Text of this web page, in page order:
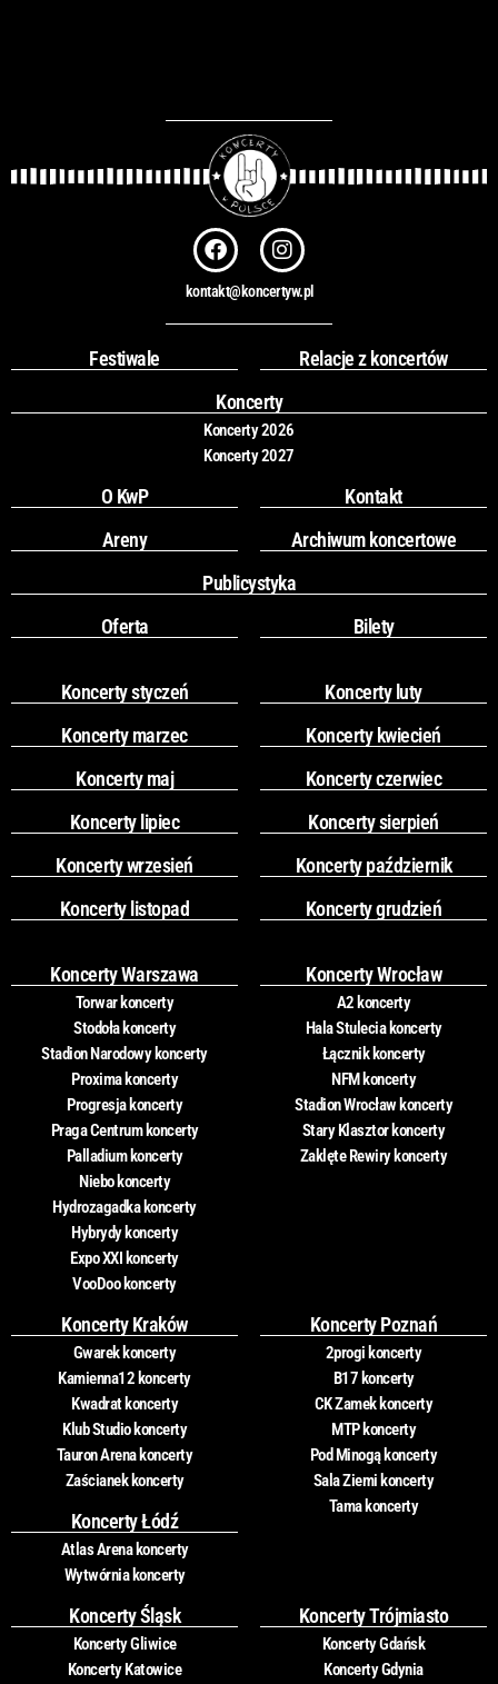
F
a
c
e
b
o
k
I
n
s
t
a
r
a
m
kontakt@koncertyw.pl
Festiwale
Relacje z koncertów
Koncerty
Koncerty 2026
Koncerty 2027
O KwP
Kontakt
Areny
Archiwum koncertowe
Publicystyka
Oferta
Bilety
Koncerty styczeń
Koncerty luty
Koncerty marzec
Koncerty kwiecień
Koncerty maj
Koncerty czerwiec
Koncerty lipiec
Koncerty sierpień
Koncerty wrzesień
Koncerty październik
Koncerty listopad
Koncerty grudzień
Koncerty Warszawa
Torwar koncerty
Stodoła koncerty
Stadion Narodowy koncerty
Proxima koncerty
Progresja koncerty
Praga Centrum koncerty
Palladium koncerty
Niebo koncerty
Hydrozagadka koncerty
Hybrydy koncerty
Expo XXI koncerty
VooDoo koncerty
Koncerty Wrocław
A2 koncerty
Hala Stulecia koncerty
Łącznik koncerty
NFM koncerty
Stadion Wrocław koncerty
Stary Klasztor koncerty
Zaklęte Rewiry koncerty
Koncerty Kraków
Gwarek koncerty
Kamienna12 koncerty
Kwadrat koncerty
Klub Studio koncerty
Tauron Arena koncerty
Zaścianek koncerty
Koncerty Łódź
Atlas Arena koncerty
Wytwórnia koncerty
Koncerty Poznań
2progi koncerty
B17 koncerty
CK Zamek koncerty
MTP koncerty
Pod Minogą koncerty
Sala Ziemi koncerty
Tama koncerty
Koncerty Śląsk
Koncerty Gliwice
Koncerty Katowice
Koncerty Trójmiasto
Koncerty Gdańsk
Koncerty Gdynia